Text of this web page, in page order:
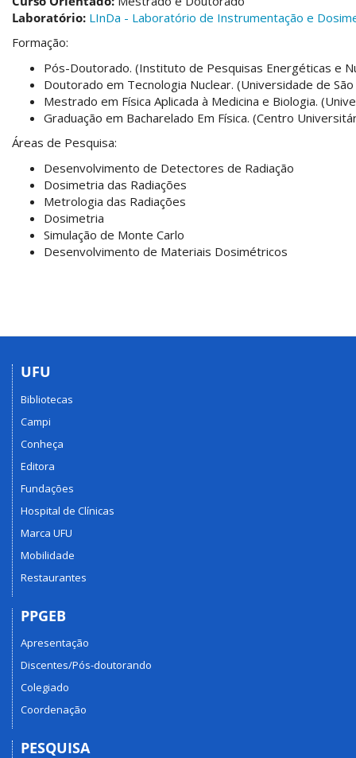
Laboratório: LInDa - Laboratório de Instrumentação e
Formação:
Pós-Doutorado. (Instituto de Pesquisas Energéticas e
Doutorado em Tecnologia Nuclear. (Universidade de
Mestrado em Física Aplicada à Medicina e Biologia.
Graduação em Bacharelado Em Física. (Centro
Áreas de Pesquisa:
Desenvolvimento de Detectores de Radiação
Dosimetria das Radiações
Metrologia das Radiações
Dosimetria
Simulação de Monte Carlo
Desenvolvimento de Materiais Dosimétricos
UFU
Bibliotecas
Campi
Conheça
Editora
Fundações
Hospital de Clínicas
Marca UFU
Mobilidade
Restaurantes
PPGEB
Apresentação
Discentes/Pós-doutorando
Colegiado
Coordenação
PESQUISA